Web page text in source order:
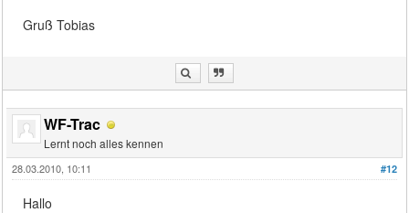
Gruß Tobias
WF-Trac
Lernt noch alles kennen
#12
28.03.2010, 10:11
Hallo